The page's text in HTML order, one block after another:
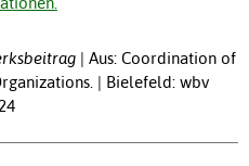
Aus: Coordination of
| Bielefeld: wbv